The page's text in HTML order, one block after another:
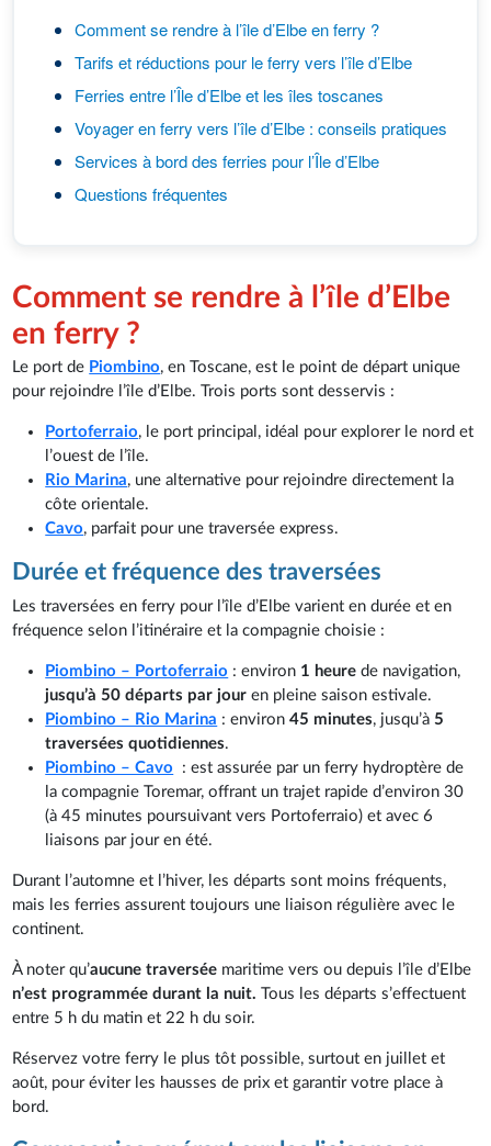
Comment se rendre à l’île d’Elbe en ferry ?
Tarifs et réductions pour le ferry vers l’île d’Elbe
Ferries entre l’Île d’Elbe et les îles toscanes
Voyager en ferry vers l’île d’Elbe : conseils pratiques
Services à bord des ferries pour l’Île d’Elbe
Questions fréquentes
Comment se rendre à l’île d’Elbe
en ferry ?
Le port de Piombino, en Toscane, est le point de départ unique
pour rejoindre l’île d’Elbe. Trois ports sont desservis :
Portoferraio, le port principal, idéal pour explorer le nord et
l’ouest de l’île.
Rio Marina, une alternative pour rejoindre directement la
côte orientale.
Cavo, parfait pour une traversée express.
Durée et fréquence des traversées
Les traversées en ferry pour l’île d’Elbe varient en durée et en
fréquence selon l’itinéraire et la compagnie choisie :
Piombino – Portoferraio : environ 1 heure de navigation,
jusqu’à 50 départs par jouren pleine saison estivale.
Piombino – Rio Marina : environ45 minutes, jusqu’à5
traversées quotidiennes.
Piombino – Cavo : est assurée par un ferry hydroptère de
la compagnie Toremar, offrant un trajet rapide d’environ 30
(à 45 minutes poursuivant vers Portoferraio) et avec 6
liaisons par jour en été.
Durant l’automne et l’hiver, les départs sont moins fréquents,
mais les ferries assurent toujours une liaison régulière avec le
continent.
À noter qu’aucune traversée maritime vers ou depuis l’île d’Elbe
n’est programmée durant la nuit.Tous les départs s’effectuent
entre 5 h du matin et 22 h du soir.
Réservez votre ferry le plus tôt possible, surtout en juillet et
août, pour éviter les hausses de prix et garantir votre place à
bord.